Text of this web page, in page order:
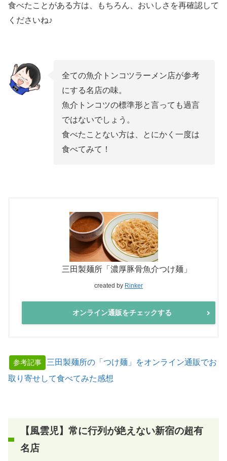
食べたことがある方は、もちろん、おいしさを再確認して
くださいね♪
全ての魚介トンコツラーメン店が参考
にする名店の味。
魚介トンコツの標準形と言っても過言
ではないでしょう。
食べたことない方は、とにかく一度は
食べてみて！
三田製麺所「濃厚豚骨魚介つけ麺」
created by Rinker
オンライン通販をチェックする
参考記事
三田製麺所の「つけ麺」をオンライン通販でお
取り寄せして食べてみた感想
【風雲児】常に行列が絶えない新宿の超有
名店